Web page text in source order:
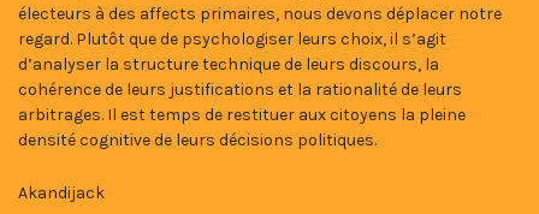
électeurs à des affects primaires, nous devons déplacer notre
regard. Plutôt que de psychologiser leurs choix, il s’agit
d’analyser la structure technique de leurs discours, la
cohérence de leurs justifications et la rationalité de leurs
arbitrages. Il est temps de restituer aux citoyens la pleine
densité cognitive de leurs décisions politiques.
Akandijack